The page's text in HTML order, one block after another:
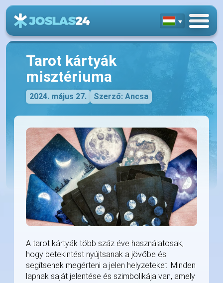
Tarot kártyák
misztériuma
2024. május 27. Szerző: Ancsa
A tarot kártyák több száz éve használatosak,
hogy betekintést nyújtsanak a jövőbe és
segítsenek megérteni a jelen helyzeteket. Minden
lapnak saját jelentése és szimbolikája van, amely